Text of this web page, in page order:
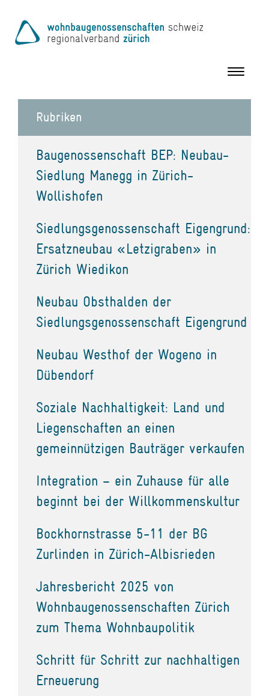
Toggle
Rubriken
Baugenossenschaft BEP: Neubau-
Siedlung Manegg in Zürich-
Wollishofen
Siedlungsgenossenschaft Eigengrund:
Ersatzneubau «Letzigraben» in
Zürich Wiedikon
Neubau Obsthalden der
Siedlungsgenossenschaft Eigengrund
Neubau Westhof der Wogeno in
Dübendorf
Soziale Nachhaltigkeit: Land und
Liegenschaften an einen
gemeinnützigen Bauträger verkaufen
Integration – ein Zuhause für alle
beginnt bei der Willkommenskultur
Bockhornstrasse 5-11 der BG
Zurlinden in Zürich-Albisrieden
Jahresbericht 2025 von
Wohnbaugenossenschaften Zürich
zum Thema Wohnbaupolitik
Schritt für Schritt zur nachhaltigen
Erneuerung